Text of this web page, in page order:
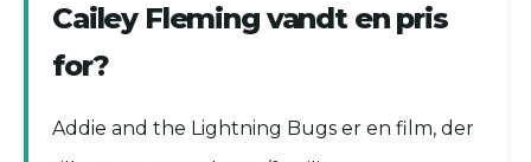
Cailey Fleming vandt en pris
for?
Addie and the Lightning Bugs er en film, der